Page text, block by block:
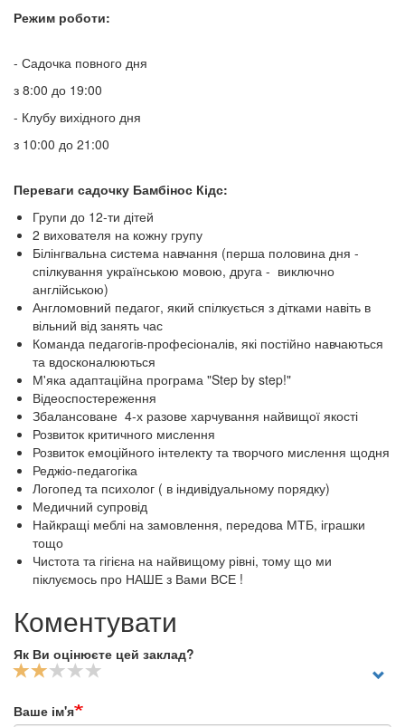
Режим роботи:
- Садочка повного дня
з 8:00 до 19:00
- Клубу вихідного дня
з 10:00 до 21:00
Переваги садочку Бамбінос Кідс:
Групи до 12-ти дітей
2 вихователя на кожну групу
Білінгвальна система навчання (перша половина дня -
спілкування українською мовою, друга - виключно
англійською)
Англомовний педагог, який спілкується з дітками навіть в
вільний від занять час
Команда педагогів-професіоналів, які постійно навчаються
та вдосконалюються
М'яка адаптаційна програма "Step by step!"
Відеоспостереження
Збалансоване 4-х разове харчування найвищої якості
Розвиток критичного мислення
Розвиток емоційного інтелекту та творчого мислення щодня
Реджіо-педагогіка
Логопед та психолог ( в індивідуальному порядку)
Медичний супровід
Найкращі меблі на замовлення, передова МТБ, іграшки
тощо
Чистота та гігієна на найвищому рівні, тому що ми
піклуємось про НАШЕ з Вами ВСЕ !
Коментувати
Як Ви оцінюєте цей заклад?
Ваше ім'я